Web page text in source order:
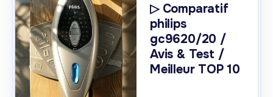
▷ Comparatif
philips
gc9620/20 /
Avis & Test /
Meilleur TOP 10